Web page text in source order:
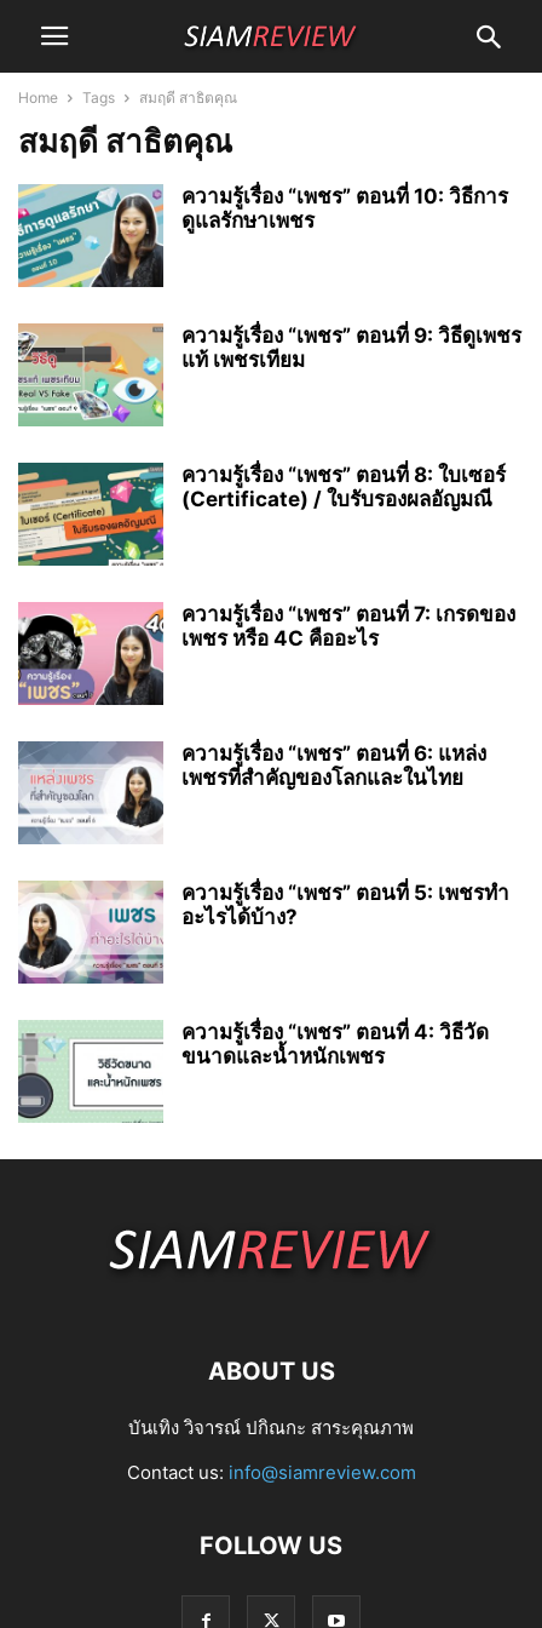
Home Tags สมฤดี สาธิตคุณ
สมฤดี สาธิตคุณ
ความรู้เรื่อง “เพชร” ตอนที่ 10: วิธีการ
ดูแลรักษาเพชร
ความรู้เรื่อง “เพชร” ตอนที่ 9: วิธีดูเพชร
แท้ เพชรเทียม
ความรู้เรื่อง “เพชร” ตอนที่ 8: ใบเซอร์
(Certificate) / ใบรับรองผลอัญมณี
ความรู้เรื่อง “เพชร” ตอนที่ 7: เกรดของ
เพชร หรือ 4C คืออะไร
ความรู้เรื่อง “เพชร” ตอนที่ 6: แหล่ง
เพชรที่สำคัญของโลกและในไทย
ความรู้เรื่อง “เพชร” ตอนที่ 5: เพชรทำ
อะไรได้บ้าง?
ความรู้เรื่อง “เพชร” ตอนที่ 4: วิธีวัด
ขนาดและน้ำหนักเพชร
ABOUT US
บันเทิง วิจารณ์ ปกิณกะ สาระคุณภาพ
Contact us: info@siamreview.com
FOLLOW US